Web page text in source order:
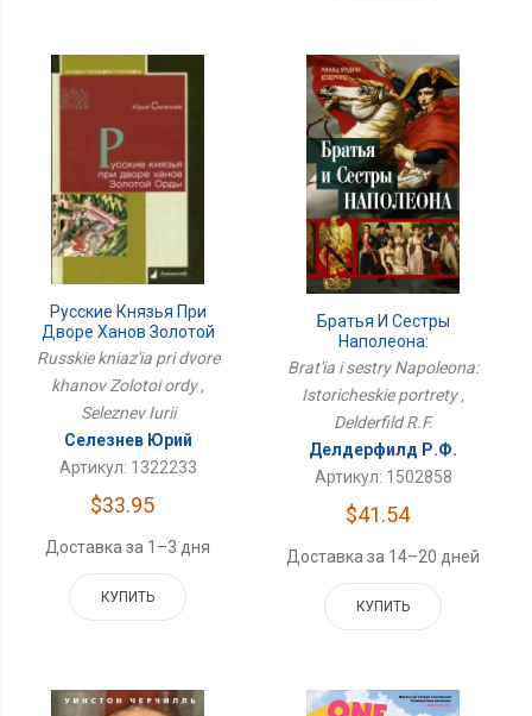
Русские Князья При
Дворе Ханов Золотой
Орды
Russkie kniaz'ia pri dvore
khanov Zolotoi ordy ,
Seleznev Iurii
Селезнев Юрий
Артикул: 1322233
$33.95
Доставка за 1–3 дня
КУПИТЬ
Братья И Сестры
Наполеона:
Исторические Портреты
Brat'ia i sestry Napoleona:
Istoricheskie portrety ,
Delderfild R.F.
Делдерфилд Р.Ф.
Артикул: 1502858
$41.54
Доставка за 14–20 дней
КУПИТЬ